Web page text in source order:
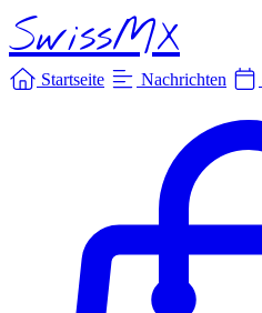
SwissMX
Startseite Nachrichten